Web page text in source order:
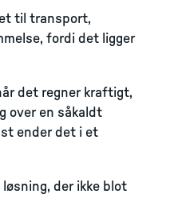
til transport,
fordi det ligger
det regner kraftigt,
over en såkaldt
ender det i et
der ikke blot